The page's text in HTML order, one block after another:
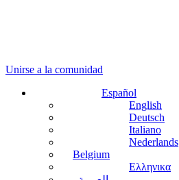
Unirse a la comunidad
Español
English
Deutsch
Italiano
Nederlands
Belgium
Ελληνικα